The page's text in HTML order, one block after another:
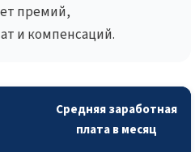
премий,
и компенсаций.
Средняя заработная
плата в месяц